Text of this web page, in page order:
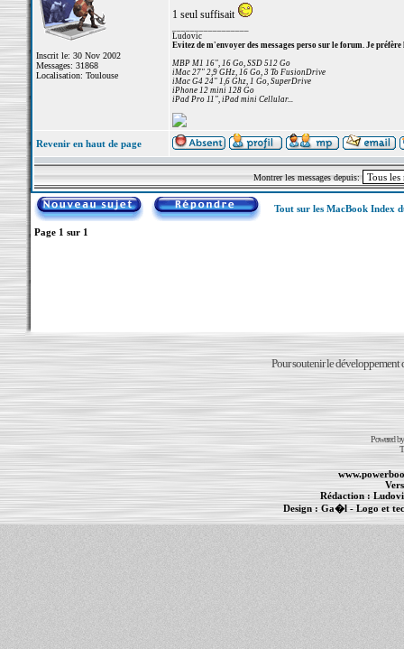
Inscrit le: 30 Nov 2002
Messages: 31868
Localisation: Toulouse
1 seul suffisait
Ludovic
Evitez de m'envoyer des messages perso sur le forum. Je préfère
MBP M1 16", 16 Go, SSD 512 Go
iMac 27" 2,9 GHz, 16 Go, 3 To FusionDrive
iMac G4 24" 1,6 Ghz, 1 Go, SuperDrive
iPhone 12 mini 128 Go
iPad Pro 11", iPad mini Cellular...
Revenir en haut de page
Montrer les messages depuis:
Tout sur les MacBook Index
Page 1 sur 1
Pour soutenir le développement
Powered
Rédaction :
Design :Ga�l- Logo et
MacBook Pro